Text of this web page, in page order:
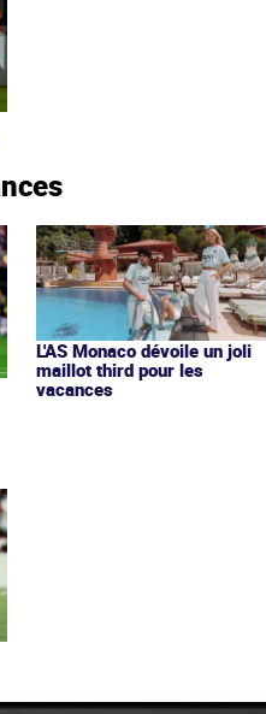
L'AS Monaco dévoile un joli
maillot third pour les
vacances